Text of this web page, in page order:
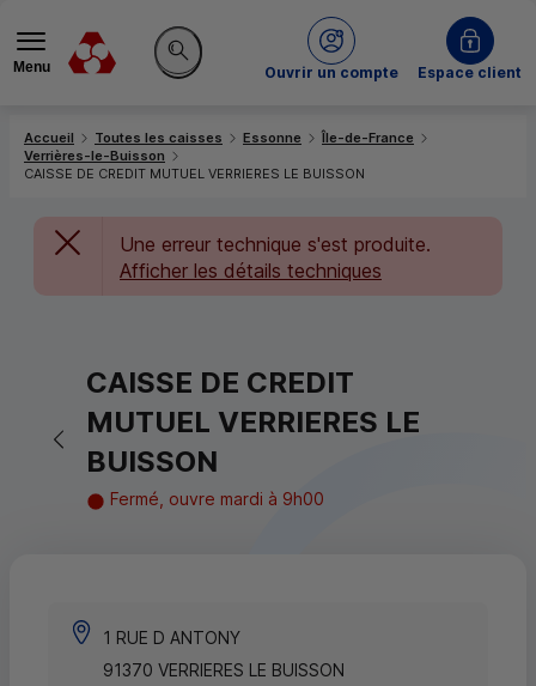
Menu
Rechercher sur le site
Ouvrir un compte
du Crédit MutuelEspace client
Accueil Toutes les caisses Essonne
Île-de-France
Verrières-le-Buisson
CAISSE DE CREDIT MUTUEL VERRIERES LE BUISSON
Une erreur technique s'est produite.
Afficher les détails techniques
Retour vers la page précédente
CAISSE DE CREDIT
MUTUEL VERRIERES LE
BUISSON
Fermé, ouvre mardi à 9h00
1 RUE D ANTONY
91370 VERRIERES LE BUISSON